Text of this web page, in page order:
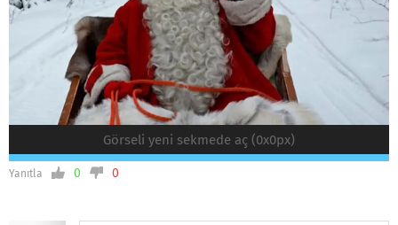
Görseli yeni sekmede aç (0x0px)
Yanıtla 0 0